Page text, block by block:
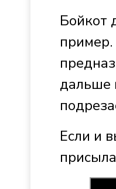
Бойкот
пример.
дальше
Если и